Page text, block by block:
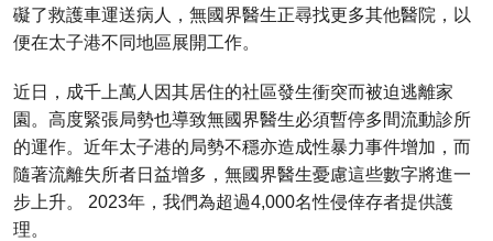
礙了救護車運送病人，無國界醫生正尋找更多其他醫院，以
便在太子港不同地區展開工作。
近日，成千上萬人因其居住的社區發生衝突而被迫逃離家
園。高度緊張局勢也導致無國界醫生必須暫停多間流動診所
的運作。近年太子港的局勢不穩亦造成性暴力事件增加，而
隨著流離失所者日益增多，無國界醫生憂慮這些數字將進一
步上升。 2023年，我們為超過4,000名性侵倖存者提供護
理。